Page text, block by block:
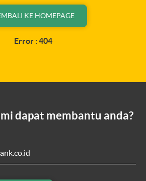
KE HOMEPAGE
Error : 404
dapat membantu anda?